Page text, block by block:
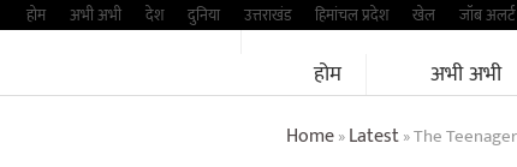
Skipहोम अभी अभी देश दुनिया उत्तराखंड हिमांचल प्रदेश खेल जॉब अलर्ट
होम अभी अभी
Home»Latest»The Teenager Ran